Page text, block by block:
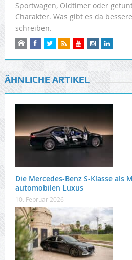
Sportwagen, Oldtimer oder
Charakter. Was gibt es da
schreiben.
ÄHNLICHE ARTIKEL
Die Mercedes-Benz S-Klasse als
automobilen Luxus
10. Februar 2026